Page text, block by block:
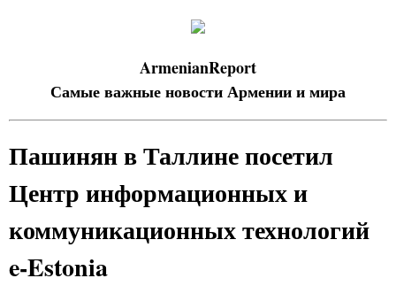
ArmenianReport
Самые важные новости Армении и мира
Пашинян в Таллине посетил
Центр информационных и
коммуникационных технологий
e-Estonia